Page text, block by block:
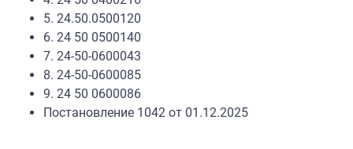
5. 24.50.0500120
6. 24 50 0500140
7. 24-50-0600043
8. 24-50-0600085
9. 24 50 0600086
Постановление 1042 от 01.12.2025